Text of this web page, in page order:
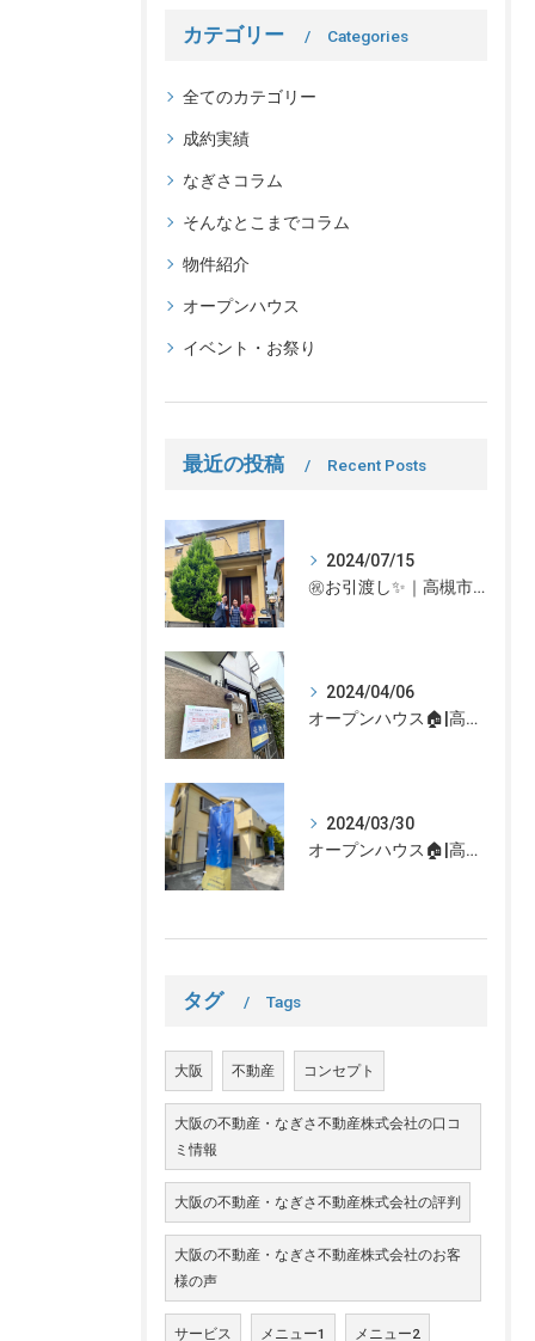
カテゴリー Categories
全てのカテゴリー
成約実績
なぎさコラム
そんなとこまでコラム
物件紹介
オープンハウス
イベント・お祭り
最近の投稿 Recent Posts
2024/07/15
㊗お引渡し✨｜高槻市での不動産売却、不動産売買の事、何でもなぎさ不動産までご相談ください！
2024/04/06
オープンハウス🏠|高槻市の不動産売却、不動産空き家のご相談はなぎさ不動産まで！
2024/03/30
オープンハウス🏠|高槻市の不動産売却、不動産空き家のご相談はなぎさ不動産まで！
タグ Tags
大阪 不動産 コンセプト
大阪の不動産・なぎさ不動産株式会社の口コ
ミ情報
大阪の不動産・なぎさ不動産株式会社の評判
大阪の不動産・なぎさ不動産株式会社のお客
様の声
サービス メニュー1 メニュー2